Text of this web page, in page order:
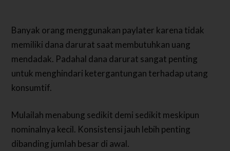
Banyak orang menggunakan paylater karena tidak
memiliki dana darurat saat membutuhkan uang
mendadak. Padahal dana darurat sangat penting
untuk menghindari ketergantungan terhadap utang
konsumtif.
Mulailah menabung sedikit demi sedikit meskipun
nominalnya kecil. Konsistensi jauh lebih penting
dibanding jumlah besar di awal.